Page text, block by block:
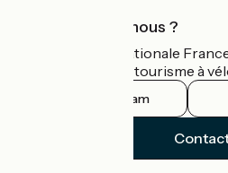
Qui sommes-nous ?
L'association nationale
guide officiel du tourisme à
Instagram